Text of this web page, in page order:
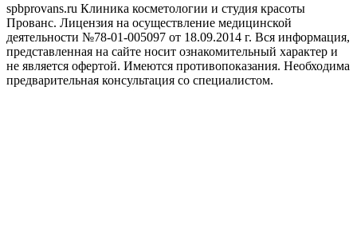
spbprovans.ru Клиника косметологии и студия красоты
Прованс. Лицензия на осуществление медицинской
деятельности №78-01-005097 от 18.09.2014 г. Вся информация,
представленная на сайте носит ознакомительный характер и
не является офертой. Имеются противопоказания. Необходима
предварительная консультация со специалистом.